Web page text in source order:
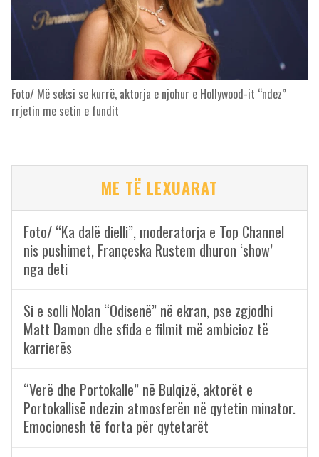
Foto/ Më seksi se kurrë, aktorja e njohur e Hollywood-it “ndez”
rrjetin me setin e fundit
ME TË LEXUARAT
Foto/ “Ka dalë dielli”, moderatorja e Top Channel
nis pushimet, Françeska Rustem dhuron ‘show’
nga deti
Si e solli Nolan “Odisenë” në ekran, pse zgjodhi
Matt Damon dhe sfida e filmit më ambicioz të
karrierës
“Verë dhe Portokalle” në Bulqizë, aktorët e
Portokallisë ndezin atmosferën në qytetin minator.
Emocionesh të forta për qytetarët